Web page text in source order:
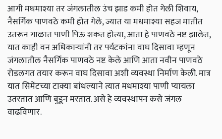
आगी मधमाश्या तर जंगलातील उंच झाड कमी होत गेली शिवाय,
नैसर्गिक पाणवठे कमी होत गेले, ज्यात या मधमाश्या सहज मातीत
उतरून गाळात पाणी पिऊ शकत होत्या, आता हे पाणवठे नष्ट झालेत,
यात काही वन अधिकाऱ्यांनी तर पर्यटकांना वाघ दिसावा म्हणून
जंगलातील नैसर्गिक पाणवठे नष्ट केले आणि आता नवीन पाणवठे
रोडलगत तयार करून वाघ दिसावा अशी व्यवस्था निर्माण केली. मात्र
यात सिमेंटच्या टाक्या बांधल्याने त्यात मधमाश्या पाणी प्यायला
उतरतात आणि बुडून मरतात. असे हे व्यवस्थापन कसे जंगल
वाढविणार.